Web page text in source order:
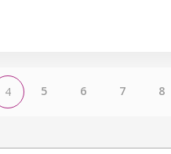
4 5 6 7 8